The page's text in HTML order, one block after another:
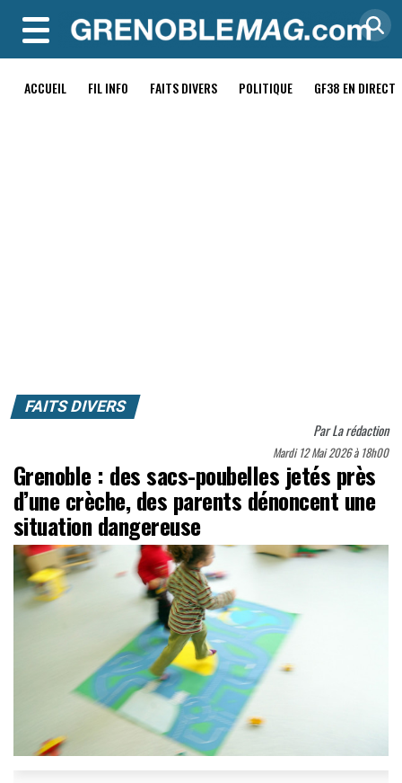
MENU
ACCUEIL FIL INFO FAITS DIVERS POLITIQUE GF38 EN DIRECT
FAITS DIVERS
ParLa rédaction
Mardi 12 Mai 2026 à 18h00
Grenoble : des sacs-poubelles jetés près
d’une crèche, des parents dénoncent une
situation dangereuse